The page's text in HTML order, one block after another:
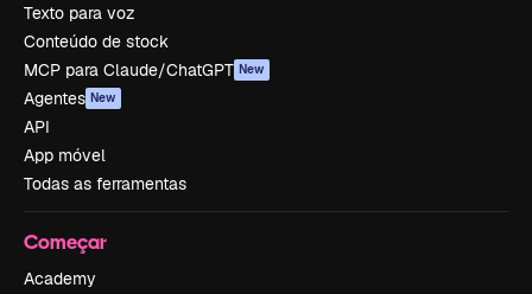
Texto para voz
Conteúdo de stock
MCP para Claude/ChatGPT New
Agentes New
API
App móvel
Todas as ferramentas
Começar
Academy